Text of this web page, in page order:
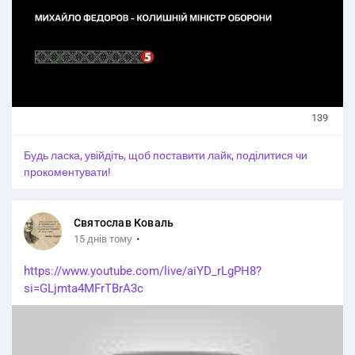
139
Будь ласка, увійдіть, щоб поставити лайк, поділитися чи
прокоментувати!
Святослав Коваль
15 днів тому ·
https://www.youtube.com/live/aiYD_rLgPH8?
si=GLjmta4MFrTBrA3c